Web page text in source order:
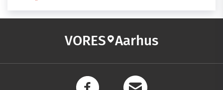
VORES Aarhus